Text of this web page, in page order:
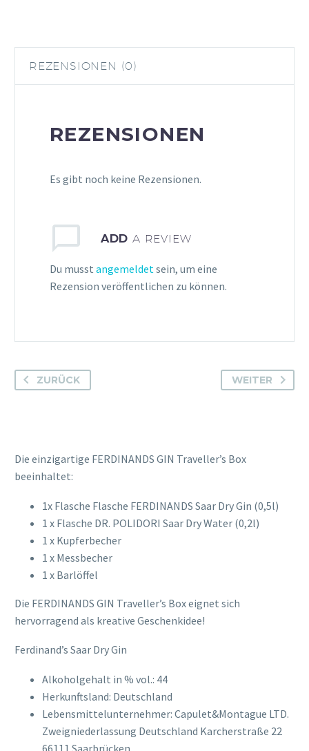
REZENSIONEN (0)
REZENSIONEN
Es gibt noch keine Rezensionen.
ADDA REVIEW
Du musst angemeldet sein, um eine
Rezension veröffentlichen zu können.
ZURÜCK WEITER
Die einzigartige FERDINANDS GIN Traveller’s Box
beeinhaltet:
1x Flasche Flasche FERDINANDS Saar Dry Gin (0,5l)
1 x Flasche DR. POLIDORI Saar Dry Water (0,2l)
1 x Kupferbecher
1 x Messbecher
1 x Barlöffel
Die FERDINANDS GIN Traveller’s Box eignet sich
hervorragend als kreative Geschenkidee!
Ferdinand’s Saar Dry Gin
Alkoholgehalt in % vol.: 44
Herkunftsland: Deutschland
Lebensmittelunternehmer: Capulet&Montague LTD.
Zweigniederlassung Deutschland Karcherstraße 22